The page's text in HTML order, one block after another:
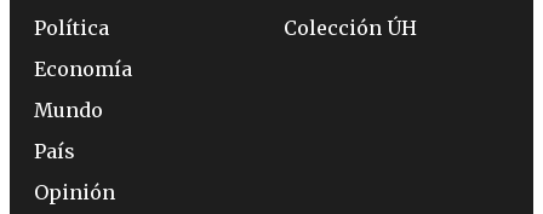
Política
Economía
Mundo
País
Opinión
Colección ÚH